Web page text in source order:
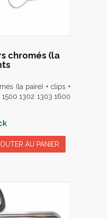
chromés (la
(la paire) + clips +
1302 1303 1600
AU PANIER